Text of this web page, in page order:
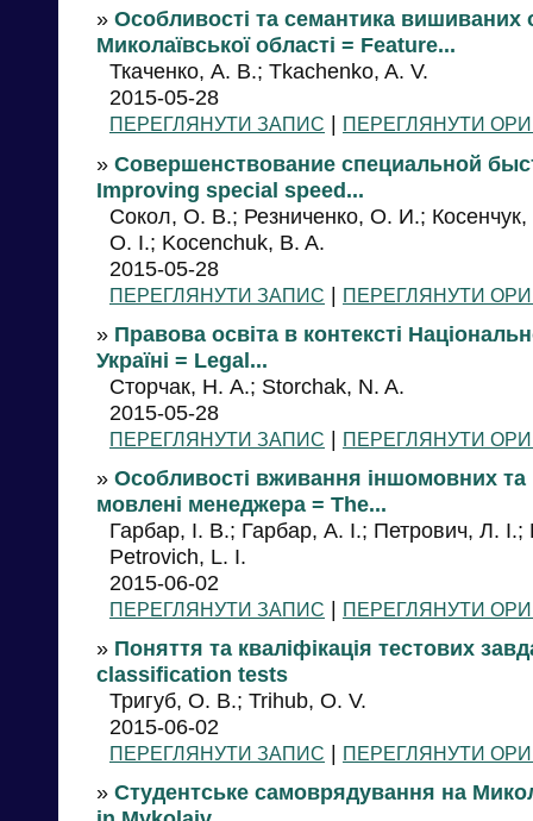
» Особливості та семантика вишиваних
Миколаївської області = Feature...
Ткаченко, А. В.; Tkachenko, A. V.
2015-05-28
ПЕРЕГЛЯНУТИ ЗАПИС | ПЕРЕГЛЯНУТИ
» Совершенствование специальной
Improving special speed...
Сокол, О. В.; Резниченко, О. И.;
O. I.; Kocenchuk, B. A.
2015-05-28
ПЕРЕГЛЯНУТИ ЗАПИС | ПЕРЕГЛЯНУТИ
» Правова освіта в контексті
Україні = Legal...
Сторчак, Н. А.; Storchak, N. A.
2015-05-28
ПЕРЕГЛЯНУТИ ЗАПИС | ПЕРЕГЛЯНУТИ
» Особливості вживання іншомовних
мовлені менеджера = The...
Гарбар, І. В.; Гарбар, А. І.; Петрович, Л.
Petrovich, L. I.
2015-06-02
ПЕРЕГЛЯНУТИ ЗАПИС | ПЕРЕГЛЯНУТИ
» Поняття та кваліфікація тестових
classification tests
Тригуб, О. В.; Trihub, O. V.
2015-06-02
ПЕРЕГЛЯНУТИ ЗАПИС | ПЕРЕГЛЯНУТИ
» Студентське самоврядування на